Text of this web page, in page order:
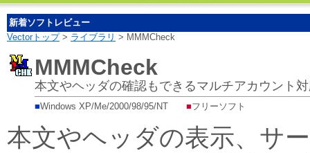
新着ソフトレビュー
Vectorトップ> ライブラリ > MMMCheck
MMMCheck
本文やヘッダの確認もできるマルチアカウント
■Windows XP/Me/2000/98/95/NT ■フリーソフト
本文やヘッダの表示、サ